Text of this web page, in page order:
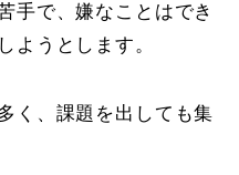
手で、嫌なことはでき
ようとします。
く、課題を出しても集